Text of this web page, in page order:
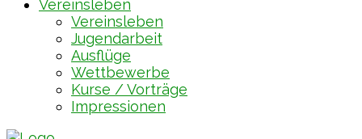
Vereinsleben
Vereinsleben
Jugendarbeit
Ausflüge
Wettbewerbe
Kurse / Vorträge
Impressionen